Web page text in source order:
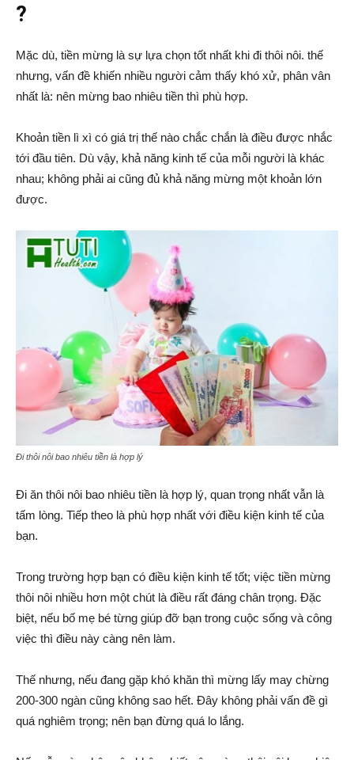
?
Mặc dù, tiền mừng là sự lựa chọn tốt nhất khi đi thôi nôi. thế
nhưng, vấn đề khiến nhiều người cảm thấy khó xử, phân vân
nhất là: nên mừng bao nhiêu tiền thì phù hợp.
Khoản tiền lì xì có giá trị thế nào chắc chắn là điều được nhắc
tới đầu tiên. Dù vậy, khả năng kinh tế của mỗi người là khác
nhau; không phải ai cũng đủ khả năng mừng một khoản lớn
được.
Đi thôi nôi bao nhiêu tiền là hợp lý
Đi ăn thôi nôi bao nhiêu tiền là hợp lý, quan trọng nhất vẫn là
tấm lòng. Tiếp theo là phù hợp nhất với điều kiện kinh tế của
bạn.
Trong trường hợp bạn có điều kiện kinh tế tốt; việc tiền mừng
thôi nôi nhiều hơn một chút là điều rất đáng chân trọng. Đặc
biệt, nếu bố mẹ bé từng giúp đỡ bạn trong cuộc sống và công
việc thì điều này càng nên làm.
Thế nhưng, nếu đang gặp khó khăn thì mừng lấy may chừng
200-300 ngàn cũng không sao hết. Đây không phải vấn đề gì
quá nghiêm trọng; nên bạn đừng quá lo lắng.